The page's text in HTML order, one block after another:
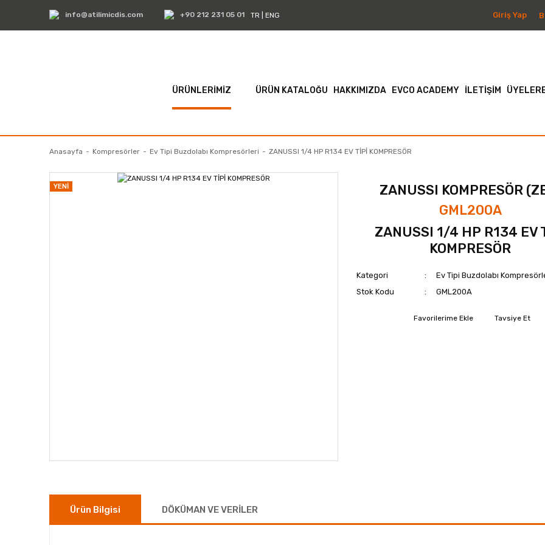
info@atilimicdis.com +90 212 231 05 01 TR ENG Giriş Yap
ÜRÜNLERİMİZ ÜRÜN KATALOĞU HAKKIMIZDA EVCO ACADEMY İLETİŞİM
Anasayfa Kompresörler Ev Tipi Buzdolabı Kompresörleri ZANUSSI 1/4 HP R134 EV TİPİ KOMPRESÖR
YENİ
ZANUSSI KOMPRESÖR
GML200A
ZANUSSI 1/4 HP R134 EV
KOMPRESÖR
Kategori
Ev Tipi Buzdolabı
Stok Kodu
GML200A
Tavsiye Et
Ürün Bilgisi DÖKÜMAN VE VERİLER